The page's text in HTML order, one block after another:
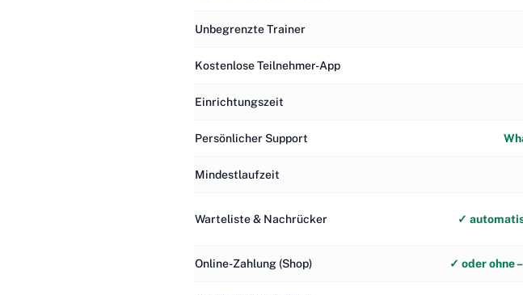
Unbegrenzte Trainer
Kostenlose Teilnehmer-App
Einrichtungszeit
Persönlicher Support
Mindestlaufzeit
Warteliste & Nachrücker ✓
Online-Zahlung (Shop) ✓ oder ohne